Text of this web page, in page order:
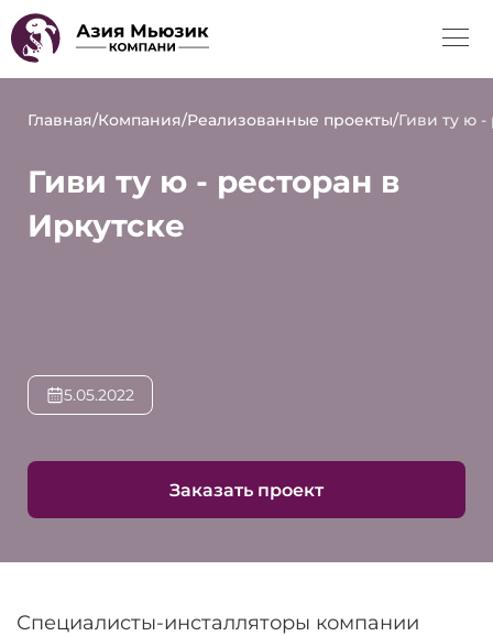
Главная/Компания/Реализованные проекты/Гиви ту ю -
5.05.2022
Гиви ту ю - ресторан в
Иркутске
Заказать проект
Специалисты-инсталляторы компании